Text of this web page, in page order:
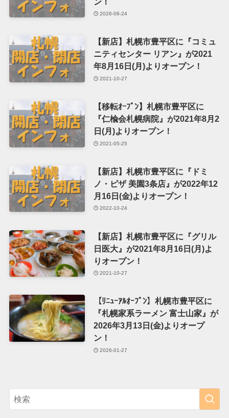
2026-06-24
【新店】札幌市豊平区に『コミュ
ニティセンター リアン』が2021
年8月16日(月)よりオープン！
2021-10-27
【移転ｵｰﾌﾟﾝ】札幌市豊平区に
『仁楡会札幌病院』が2021年8月2
日(月)よりオープン！
2021-05-25
【新店】札幌市豊平区に『ドミ
ノ・ピザ 美園3条店』が2022年12
月16日(金)よりオープン！
2022-10-24
【新店】札幌市豊平区に『グリル
日医大』が2021年8月16日(月)よ
りオープン！
2021-10-27
【ﾘﾆｭｰｱﾙｵｰﾌﾟﾝ】札幌市豊平区に
『札幌家系ラーメン 富士山家』が
2026年3月13日(金)よりオープ
ン！
2026-01-27